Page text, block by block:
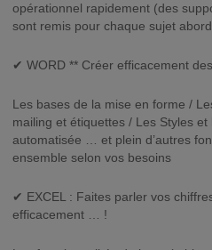
opérationnel rapidement (des
sont remis pour chaque sujet
✔ WORD ** Créer efficacement
Les bases de la mise en forme /
mailing et étiquettes / Les Styles
automatisée … et plein d’autres
ensemble selon vos besoins
✔ EXCEL : Faites parler vos
efficacement … !